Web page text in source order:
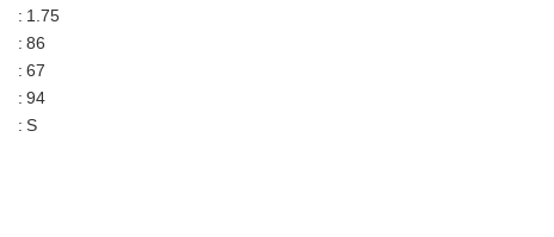
1.75
86
67
94
S